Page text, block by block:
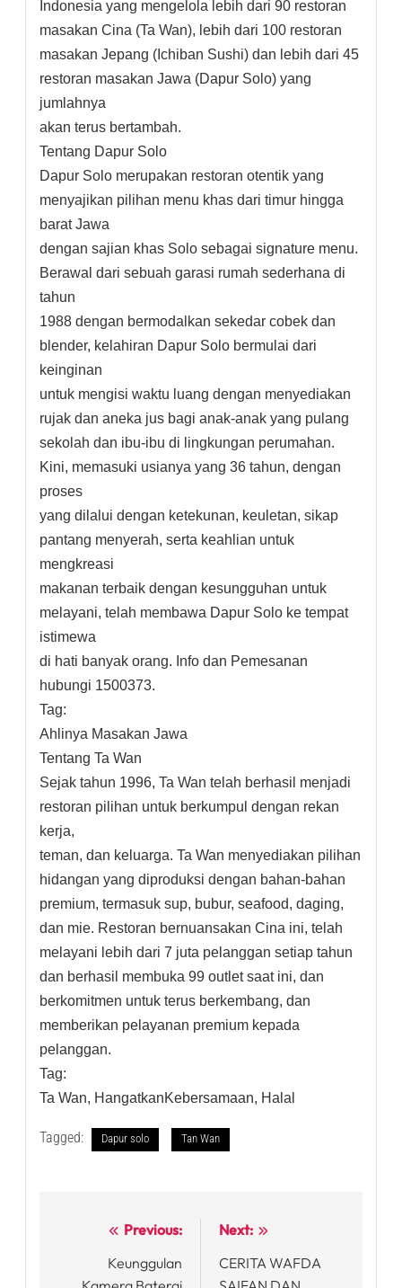
Indonesia yang mengelola lebih dari 90 restoran
masakan Cina (Ta Wan), lebih dari 100 restoran
masakan Jepang (Ichiban Sushi) dan lebih dari 45
restoran masakan Jawa (Dapur Solo) yang
jumlahnya
akan terus bertambah.
Tentang Dapur Solo
Dapur Solo merupakan restoran otentik yang
menyajikan pilihan menu khas dari timur hingga
barat Jawa
dengan sajian khas Solo sebagai signature menu.
Berawal dari sebuah garasi rumah sederhana di
tahun
1988 dengan bermodalkan sekedar cobek dan
blender, kelahiran Dapur Solo bermulai dari
keinginan
untuk mengisi waktu luang dengan menyediakan
rujak dan aneka jus bagi anak-anak yang pulang
sekolah dan ibu-ibu di lingkungan perumahan.
Kini, memasuki usianya yang 36 tahun, dengan
proses
yang dilalui dengan ketekunan, keuletan, sikap
pantang menyerah, serta keahlian untuk
mengkreasi
makanan terbaik dengan kesungguhan untuk
melayani, telah membawa Dapur Solo ke tempat
istimewa
di hati banyak orang. Info dan Pemesanan
hubungi 1500373.
Tag:
Ahlinya Masakan Jawa
Tentang Ta Wan
Sejak tahun 1996, Ta Wan telah berhasil menjadi
restoran pilihan untuk berkumpul dengan rekan
kerja,
teman, dan keluarga. Ta Wan menyediakan pilihan
hidangan yang diproduksi dengan bahan-bahan
premium, termasuk sup, bubur, seafood, daging,
dan mie. Restoran bernuansakan Cina ini, telah
melayani lebih dari 7 juta pelanggan setiap tahun
dan berhasil membuka 99 outlet saat ini, dan
berkomitmen untuk terus berkembang, dan
memberikan pelayanan premium kepada
pelanggan.
Tag:
Ta Wan, HangatkanKebersamaan, Halal
Tagged: Dapur solo Tan Wan
navigation
Previous:
Keunggulan
Next:
CERITA WAFDA